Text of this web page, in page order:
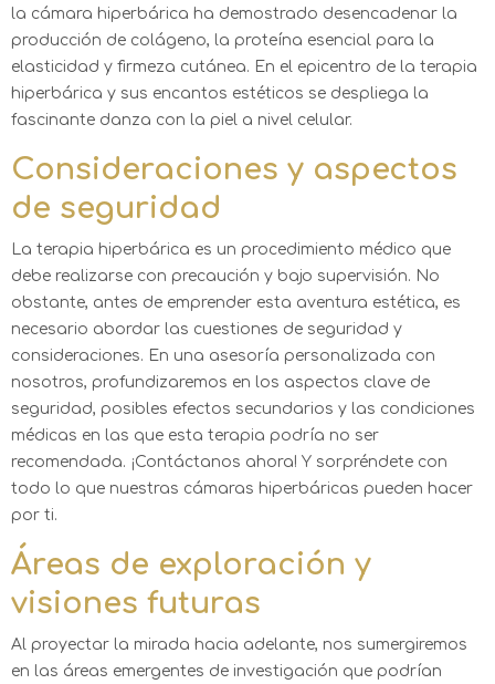
la cámara hiperbárica ha demostrado desencadenar la
producción de colágeno, la proteína esencial para la
elasticidad y firmeza cutánea. En el epicentro de la terapia
hiperbárica y sus encantos estéticos se despliega la
fascinante danza con la piel a nivel celular.
Consideraciones y aspectos
de seguridad
La terapia hiperbárica es un procedimiento médico que
debe realizarse con precaución y bajo supervisión. No
obstante, antes de emprender esta aventura estética, es
necesario abordar las cuestiones de seguridad y
consideraciones. En una asesoría personalizada con
nosotros, profundizaremos en los aspectos clave de
seguridad, posibles efectos secundarios y las condiciones
médicas en las que esta terapia podría no ser
recomendada. ¡Contáctanos ahora! Y sorpréndete con
todo lo que nuestras cámaras hiperbáricas pueden hacer
por ti.
Áreas de exploración y
visiones futuras
Al proyectar la mirada hacia adelante, nos sumergiremos
en las áreas emergentes de investigación que podrían